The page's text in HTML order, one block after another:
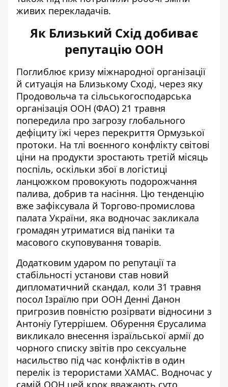
живих перекладачів.
Як Близький Схід добиває
репутацію ООН
Поглиблює кризу міжнародної організації
й ситуація на Близькому Сході, через яку
Продовольча та сільськогосподарська
організація ООН (ФАО) 21 травня
попередила про загрозу глобального
дефіциту їжі через перекриття Ормузької
протоки. На тлі воєнного конфлікту світові
ціни на продукти зростають третій місяць
поспіль, оскільки збої в логістиці
ланцюжком провокують подорожчання
палива, добрив та насіння. Цю тенденцію
вже зафіксувала й Торгово-промислова
палата України, яка водночас закликала
громадян утриматися від паніки та
масового скуповування товарів.
Додатковим ударом по репутації та
стабільності установи став новий
дипломатичний скандал, коли 31 травня
посол Ізраїлю при ООН Денні Данон
пригрозив повністю розірвати відносини з
Антоніу Гутеррішем. Обурення Єрусалима
викликало внесення ізраїльської армії до
чорного списку звітів про сексуальне
насильство під час конфліктів в один
перелік із терористами ХАМАС. Водночас у
самій ООН цей крок вважають суто